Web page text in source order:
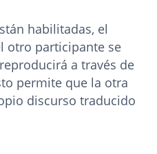
habilitadas, el
otro participante se
a través de
permite que la otra
discurso traducido